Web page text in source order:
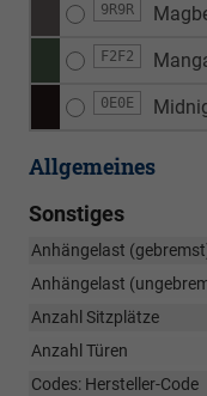
9R9R
F2F2
0E0E
Allgemeines
Sonstiges
Anhängelast
Anhängelast
Anzahl Sitzplätze
Anzahl Türen
Codes: Hersteller-Code